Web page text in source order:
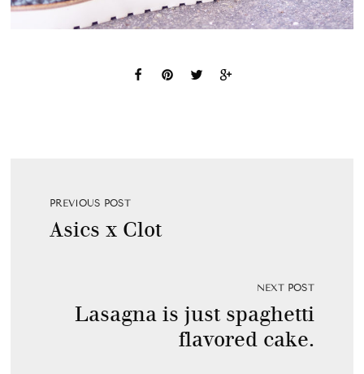
PREVIOUS POST
Asics x Clot
NEXT POST
Lasagna is just spaghetti
flavored cake.